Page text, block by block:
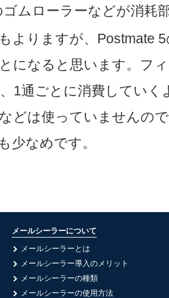
ゴムローラーなどが消耗
よりますが、Postmate
になると思います。フ
1通ごとに消費していく
どは使っていませんの
少なめです。
メールシーラーについて
メールシーラーとは
メールシーラー導入のメリット
メールシーラーの種類
メールシーラーの使用方法